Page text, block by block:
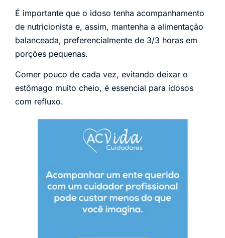
É importante que o idoso tenha acompanhamento
de nutricionista e, assim, mantenha a alimentação
balanceada, preferencialmente de 3/3 horas em
porções pequenas.
Comer pouco de cada vez, evitando deixar o
estômago muito cheio, é essencial para idosos
com refluxo.